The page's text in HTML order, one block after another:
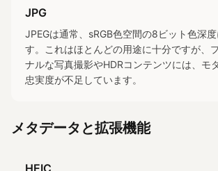
JPG
JPEGは通常、sRGB色空間の8ビット色深
す。これはほとんどの用途に十分ですが、
ナルな写真撮影やHDRコンテンツには、モ
忠実度が不足しています。
メタデータと拡張機能
HEIC